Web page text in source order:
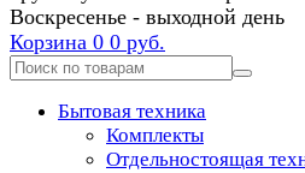
Воскресенье - выходной день
Корзина 0 0 руб.
Бытовая техника
Комплекты
Отдельностоящая